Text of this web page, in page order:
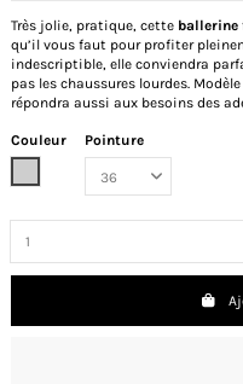
Très jolie, pratique, cette ballerine
qu’il vous faut pour profiter
indescriptible, elle conviendra
pas les chaussures lourdes.
répondra aussi aux besoins des
Couleur
Pointure